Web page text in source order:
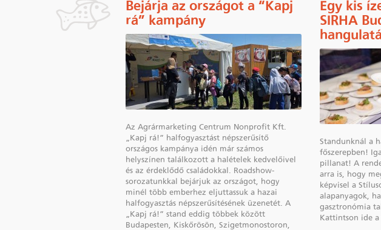
Bejárja az országot a “Kapj
rá” kampány
Az Agrármarketing Centrum Nonprofit Kft.
„Kapj rá!” halfogyasztást népszerűsítő
országos kampánya idén már számos
helyszínen találkozott a halételek kedvelőivel
és az érdeklődő családokkal. Roadshow-
sorozatunkkal bejárjuk az országot, hogy
minél több emberhez eljuttassuk a hazai
halfogyasztás népszerűsítésének üzenetét. A
„Kapj rá!” stand eddig többek között
Budapesten, Kiskőrösön, Szigetmonostoron,
Egy kis
SIRHA
Standunknál a
főszerepben!
pillanat! A
arra is, hogy
képvisel a
alapanyagok,
gasztronómia
Kattintson ide